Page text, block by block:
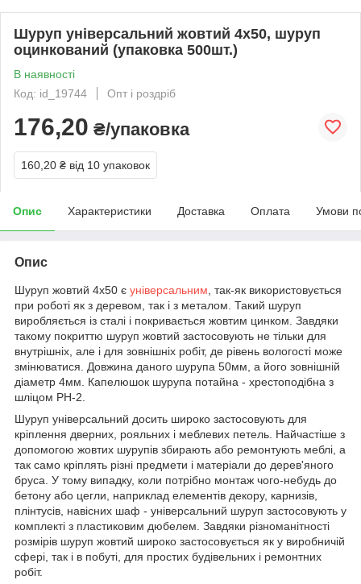
Шуруп універсальний жовтий 4х50, шуруп
оцинкований (упаковка 500шт.)
В наявності
Код: id_19744
Опт і роздріб
176,20 ₴/упаковка
160,20 ₴ від 10 упаковок
Опис Характеристики Доставка Оплата Умови
Опис
Шуруп жовтий 4х50 є універсальним , так-як використовується
при роботі як з деревом, так і з металом. Такий шуруп
виробляється із сталі і покривається жовтим цинком. Завдяки
такому покриттю шуруп жовтий застосовують не тільки для
внутрішніх, але і для зовнішніх робіт, де рівень вологості може
змінюватися. Довжина даного шурупа 50мм, а його зовнішній
діаметр 4мм. Капелюшок шурупа потайна - хрестоподібна з
шліцом РН-2.
Шуруп універсальний досить широко застосовують для
кріплення дверних, рояльних і меблевих петель. Найчастіше з
допомогою жовтих шурупів збирають або ремонтують меблі, а
так само кріплять різні предмети і матеріали до дерев'яного
бруса. У тому випадку, коли потрібно монтаж чого-небудь до
бетону або цегли, наприклад елементів декору, карнизів,
плінтусів, навісних шаф - універсальний шуруп застосовують у
комплекті з пластиковим дюбелем. Завдяки різноманітності
розмірів шуруп жовтий широко застосовується як у виробничій
сфері, так і в побуті, для простих будівельних і ремонтних
робіт.